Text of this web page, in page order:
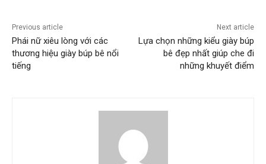
Previous article
Phái nữ xiêu lòng với các
thương hiệu giày búp bê nổi
tiếng
Next article
Lựa chọn những kiểu giày búp
bê đẹp nhất giúp che đi
những khuyết điểm